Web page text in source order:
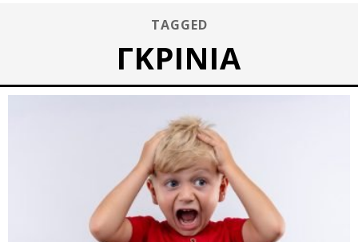
TAGGED
ΓΚΡΊΝΙΑ